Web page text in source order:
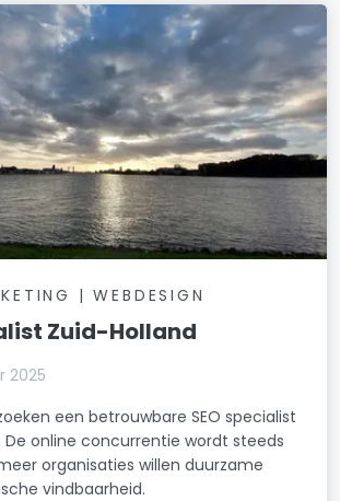
| WEBDESIGN
Zuid-Holland
2025
een betrouwbare SEO specialist
De online concurrentie wordt steeds
organisaties willen duurzame
vindbaarheid.